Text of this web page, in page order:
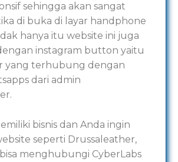
sehingga akan sangat
di buka di layar handphone
hanya itu website ini juga
instagram button yaitu
yang terhubung dengan
dari admin
bisnis dan Anda ingin
seperti Drussaleather,
menghubungi CyberLabs